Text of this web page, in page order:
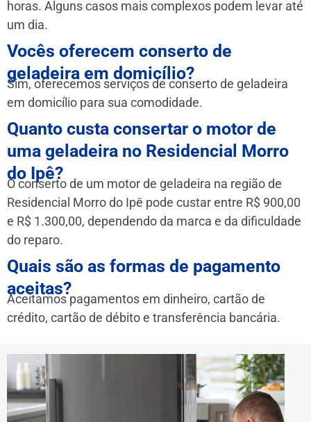
horas. Alguns casos mais complexos podem levar até
um dia.
Vocês oferecem conserto de
geladeira em domicílio?
Sim, oferecemos serviços de conserto de geladeira
em domicílio para sua comodidade.
Quanto custa consertar o motor de
uma geladeira no Residencial Morro
do Ipê?
O conserto de um motor de geladeira na região de
Residencial Morro do Ipê pode custar entre R$ 900,00
e R$ 1.300,00, dependendo da marca e da dificuldade
do reparo.
Quais são as formas de pagamento
aceitas?
Aceitamos pagamentos em dinheiro, cartão de
crédito, cartão de débito e transferência bancária.